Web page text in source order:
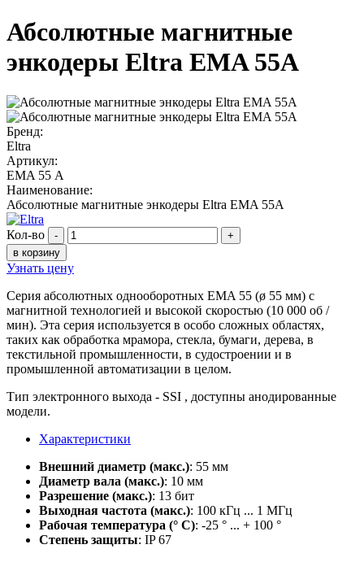
Абсолютные магнитные
энкодеры Eltra EMA 55A
Бренд:
Eltra
Артикул:
EMA 55 А
Наименование:
Абсолютные магнитные энкодеры Eltra EMA 55A
Кол-во -
+
в корзину
Узнать цену
Серия абсолютных однооборотных EMA 55 (ø 55 мм) с
магнитной технологией и высокой скоростью (10 000 об /
мин). Эта серия используется в особо сложных областях,
таких как обработка мрамора, стекла, бумаги, дерева, в
текстильной промышленности, в судостроении и в
промышленной автоматизации в целом.
Тип электронного выхода - SSI , доступны анодированные
модели.
Характеристики
Внешний диаметр (макс.): 55 мм
Диаметр вала (макс.): 10 мм
Разрешение (макс.): 13 бит
Выходная частота (макс.): 100 кГц ... 1 МГц
Рабочая температура (° C): -25 ° ... + 100 °
Степень защиты: IP 67